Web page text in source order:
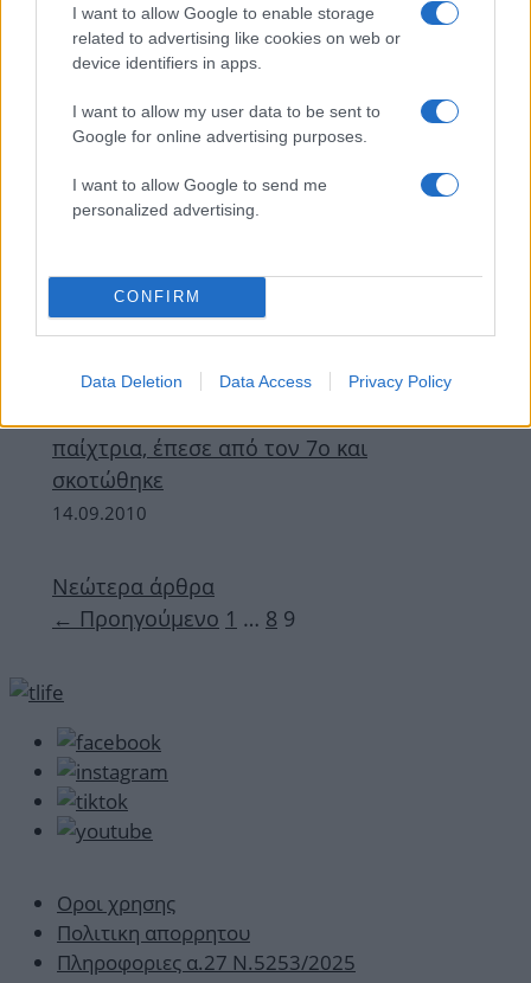
I want to allow Google to enable storage
related to advertising like cookies on web or
device identifiers in apps.
I want to allow my user data to be sent to
Google for online advertising purposes.
I want to allow Google to send me
personalized advertising.
CONFIRM
Data Deletion Data Access Privacy Policy
News
κοριτσάκι που είχε βγεί να πει τα κάλαντα
05.01.2011
8χρονη έπεσε από τον 15ο όροφο
προσπαθώντας να μιλήσει σε φίλο της!
News
παίχτρια, έπεσε από τον 7ο και
σκοτώθηκε
14.09.2010
Νεώτερα άρθρα
← Προηγούμενο Σελίδα
1 … Σελίδα
8 Σελίδα
9
Οροι χρησης
Πολιτικη απορρητου
Πληροφοριες α.27 Ν.5253/2025